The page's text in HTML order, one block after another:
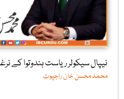
نیپال سیکولر ریاست ہندوتوا کے
محمد محسن خان راجپوت